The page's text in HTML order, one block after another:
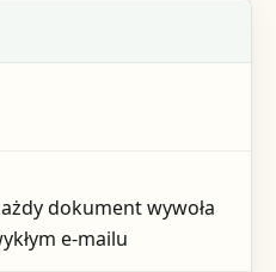
dokument wywoła
e-mailu